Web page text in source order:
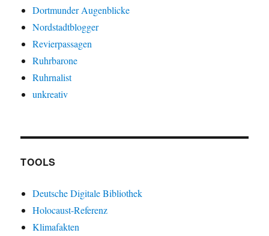
Dortmunder Augenblicke
Nordstadtblogger
Revierpassagen
Ruhrbarone
Ruhrnalist
unkreativ
TOOLS
Deutsche Digitale Bibliothek
Holocaust-Referenz
Klimafakten